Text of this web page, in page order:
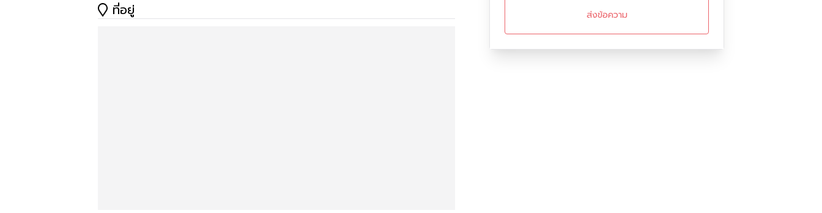
ความสูง : 2 ชั้น
ที่อยู่ ส่งข้อความ